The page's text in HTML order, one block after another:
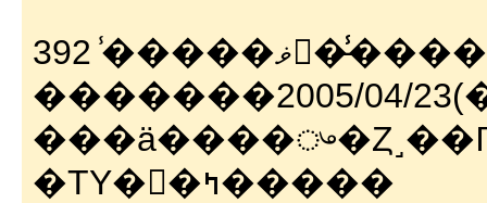
392 ̾�����ޥ󥻡�̵̾������
�������2005/04/
�ΤΥ�󥴥�ߤ�����